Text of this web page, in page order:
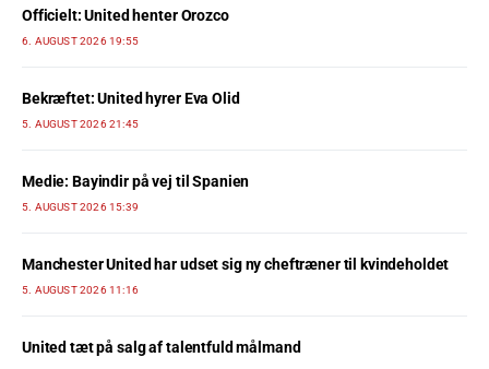
Officielt: United henter Orozco
6. AUGUST 2026 19:55
Bekræftet: United hyrer Eva Olid
5. AUGUST 2026 21:45
Medie: Bayindir på vej til Spanien
5. AUGUST 2026 15:39
Manchester United har udset sig ny cheftræner til kvindeholdet
5. AUGUST 2026 11:16
United tæt på salg af talentfuld målmand